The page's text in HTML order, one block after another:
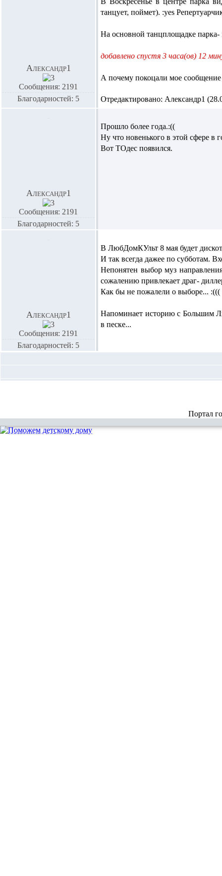
Александр1
Сообщения: 2191
Благодарностей: 5
танцует, поймет). :yes
На основной танцплощадке
добавлено спустя 3 часа(ов) 12
А почему покоцали мое
Отредактировано: Александр1
Александр1
Сообщения: 2191
Благодарностей: 5
Прошло более года.:((
Ну что новенького в этой сфере в
Вот ТОдес появился.
Александр1
Сообщения: 2191
Благодарностей: 5
В ЛюбДомКУльт 8 мая будет
И так всегда дажее по субботам.
Непонятен выбор муз
сожалению привлекает драг-
Как бы не пожалели о выборе... :(((
Напоминает историю с Большим
в песке...
Портал